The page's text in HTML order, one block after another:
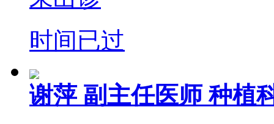
时间已过
谢萍 副主任医师种植